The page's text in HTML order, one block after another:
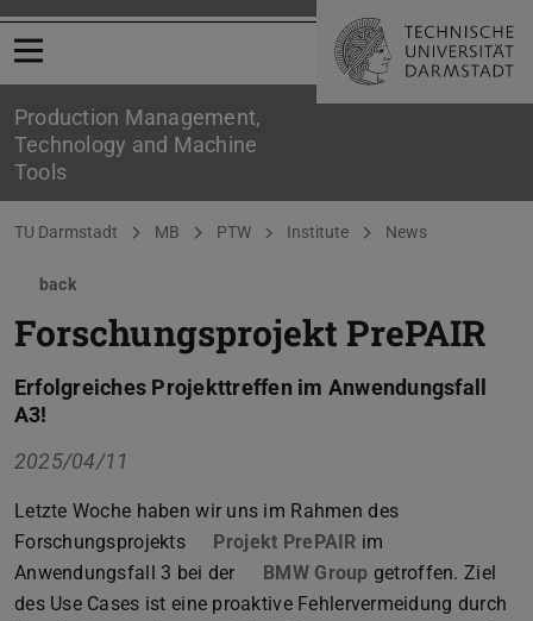
Open menu
Production Management,
Technology and Machine
Tools
You are here:
TU Darmstadt MB PTW Institute News
back
Forschungsprojekt PrePAIR
Erfolgreiches Projekttreffen im Anwendungsfall
A3!
2025/04/11
Letzte Woche haben wir uns im Rahmen des
Forschungsprojekts
Projekt PrePAIR im
Anwendungsfall 3 bei der
BMW Group (wird in neuem
getroffen. Ziel
des Use Cases ist eine proaktive Fehlervermeidung durch